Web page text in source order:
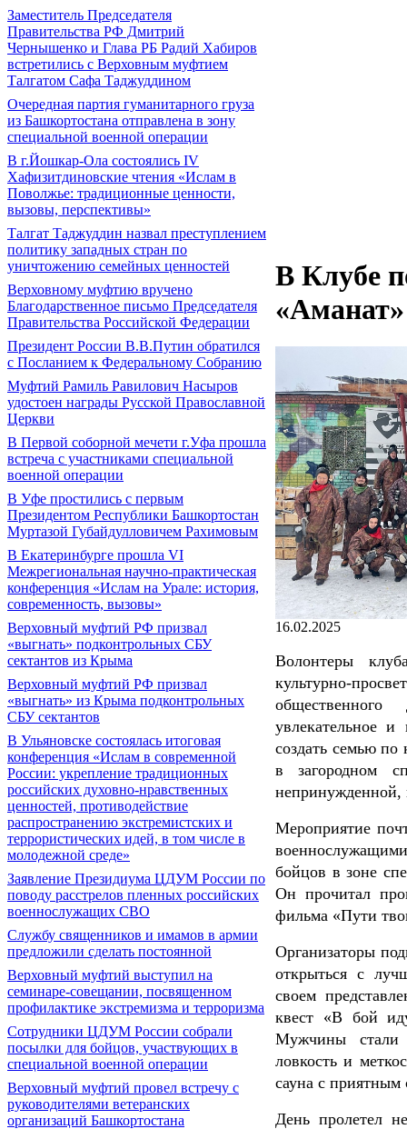
Заместитель Председателя
Правительства РФ Дмитрий
Чернышенко и Глава РБ Радий Хабиров
встретились с Верховным муфтием
Талгатом Сафа Таджуддином
Очередная партия гуманитарного груза
из Башкортостана отправлена в зону
специальной военной операции
В г.Йошкар-Ола состоялись IV
Хафизитдиновские чтения «Ислам в
Поволжье: традиционные ценности,
вызовы, перспективы»
Талгат Таджуддин назвал преступлением
политику западных стран по
уничтожению семейных ценностей
Верховному муфтию вручено
Благодарственное письмо Председателя
Правительства Российской Федерации
Президент России В.В.Путин обратился
с Посланием к Федеральному Собранию
Муфтий Рамиль Равилович Насыров
удостоен награды Русской Православной
Церкви
В Первой соборной мечети г.Уфа прошла
встреча с участниками специальной
военной операции
В Уфе простились с первым
Президентом Республики Башкортостан
Муртазой Губайдулловичем Рахимовым
В Екатеринбурге прошла VI
Межрегиональная научно-практическая
конференция «Ислам на Урале: история,
современность, вызовы»
Верховный муфтий РФ призвал
«выгнать» подконтрольных СБУ
сектантов из Крыма
Верховный муфтий РФ призвал
«выгнать» из Крыма подконтрольных
СБУ сектантов
В Ульяновске состоялась итоговая
конференция «Ислам в современной
России: укрепление традиционных
российских духовно-нравственных
ценностей, противодействие
распространению экстремистских и
террористических идей, в том числе в
молодежной среде»
Заявление Президиума ЦДУМ России по
поводу расстрелов пленных российских
военнослужащих СВО
Службу священников и имамов в армии
предложили сделать постоянной
Верховный муфтий выступил на
семинаре-совещании, посвященном
профилактике экстремизма и терроризма
Сотрудники ЦДУМ России собрали
посылки для бойцов, участвующих в
специальной военной операции
Верховный муфтий провел встречу с
руководителями ветеранских
организаций Башкортостана
В Клубе
16.02.2025
Волонтеры
культурно-
увлекательное
создать семью
в загородном
непринужденной,
Мероприятие
бойцов в зоне
Он прочитал
фильма «Пути
Организаторы
открыться с
своем
квест «В бой
Мужчины стали
ловкость и
сауна с приятным
День пролетел